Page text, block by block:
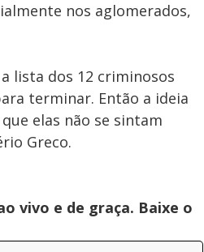
nos aglomerados,
lista dos 12 criminosos
terminar. Então a ideia
elas não se sintam
Greco.
vivo e de graça. Baixe o